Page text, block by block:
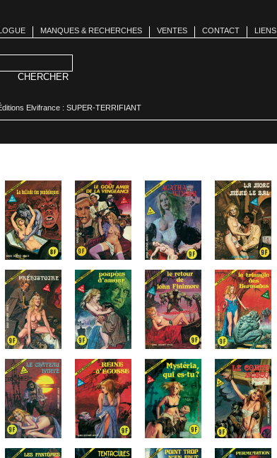
MANQUES & RECHERCHES VENTES CONTACT LIENS
Elvifrance : SUPER-TERRIFIANT